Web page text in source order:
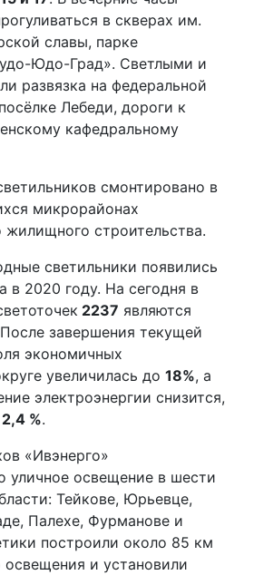
в скверах им.
славы, парке
Юдо-Град». Светлыми и
развязка на федеральной
Лебеди, дороги к
кафедральному
смонтировано в
микрорайонах
жилищного строительства.
светильники появились
в 2020 году. На сегодня в
2237 являются
завершения текущей
экономичных
увеличилась до 18%, а
электроэнергии снизится,
2,4 %.
«Ивэнерго»
уличное освещение в шести
Тейкове, Юрьевце,
Палехе, Фурманове и
построили около 85 км
и установили